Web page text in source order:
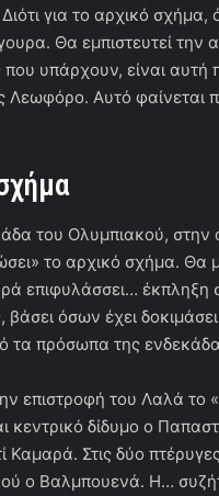
για το αρχικό
Θα εμπιστευτεί την
υπάρχουν, είναι αυτή
Λεωφόρο. Αυτό φαίνεται
του Ολυμπιακού, στην
το αρχικό σχήμα.
επιφυλάσσει… έκπληξη
όσων έχει
τα πρόσωπα της
επιστροφή του Λαλά το
κεντρικό δίδυμο ο
Στις δύο
ο Βαλμπουενά. Η…